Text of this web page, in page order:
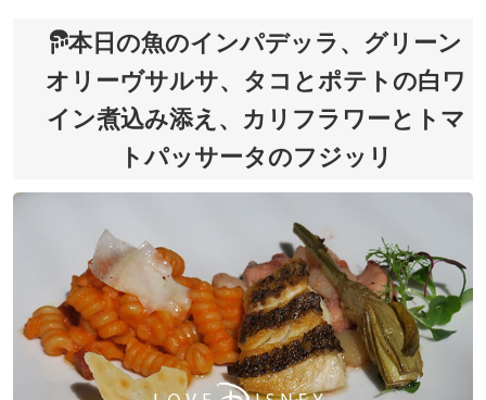
本日の魚のインパデッラ、グリーン
オリーヴサルサ、タコとポテトの白ワ
イン煮込み添え、カリフラワーとトマ
トパッサータのフジッリ